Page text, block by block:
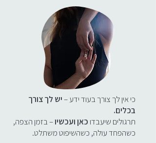
כי אין לך צורך בעוד ידע –יש לך צורך
בכלים.
תרגולים שיעבדוכאן ועכשיו– בזמן הצפה,
כשהפחד עולה, כשהשיפוט משתלט.